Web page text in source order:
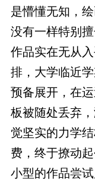
是懵懂无知，
没有一样特别
作品实在无从
排，大学临近
预备展开，在
板被随处丢弃
觉坚实的力学
费，终于撩动
小型的作品尝